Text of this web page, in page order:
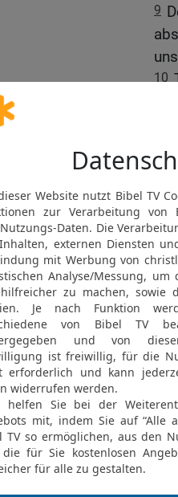
9
10
12
in
13
©
Möchtest du uns
Bewertung der Bibelthek